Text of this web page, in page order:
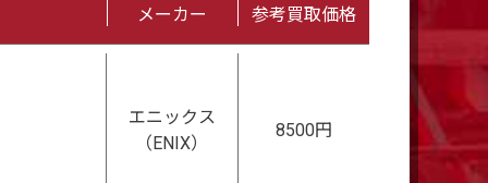
メーカー 参考買取価格
エニックス
（ENIX）
8500円